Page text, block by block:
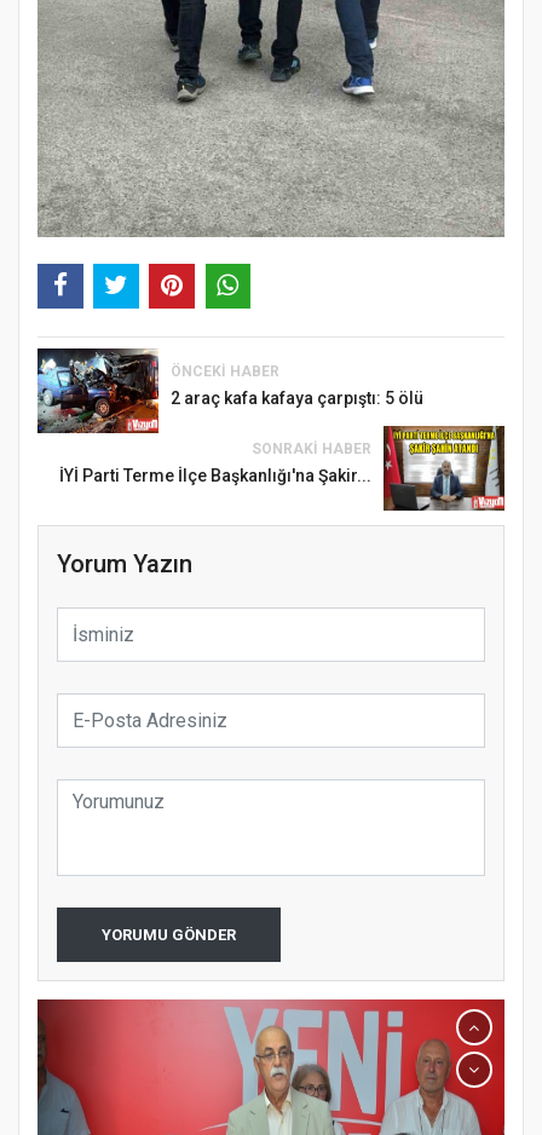
ÖNCEKI HABER
2 araç kafa kafaya çarpıştı: 5 ölü
SONRAKI HABER
İYİ Parti Terme İlçe Başkanlığı'na Şakir...
Yorum Yazın
YORUMU GÖNDER